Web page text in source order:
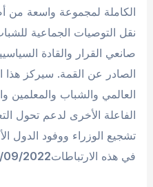
الكاملة لمجموعة واسعة
نقل التوصيات الجماعية
صانعي القرار والقادة
الصادر عن القمة. سيركز هذا
العالمي والشباب والمعلمين
الفاعلة الأخرى لدعم تحول
تشجيع الوزراء ووفود الدول
في هذه الارتباطات09/2022